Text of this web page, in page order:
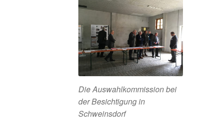
Amt für Ernährung Landwirtschaft und Forsten
Amt für Ländliche Entwicklung Mittelfranken
Beispiele aus der Praxis
Die Auswahlkommission bei
der Besichtigung in
Schweinsdorf